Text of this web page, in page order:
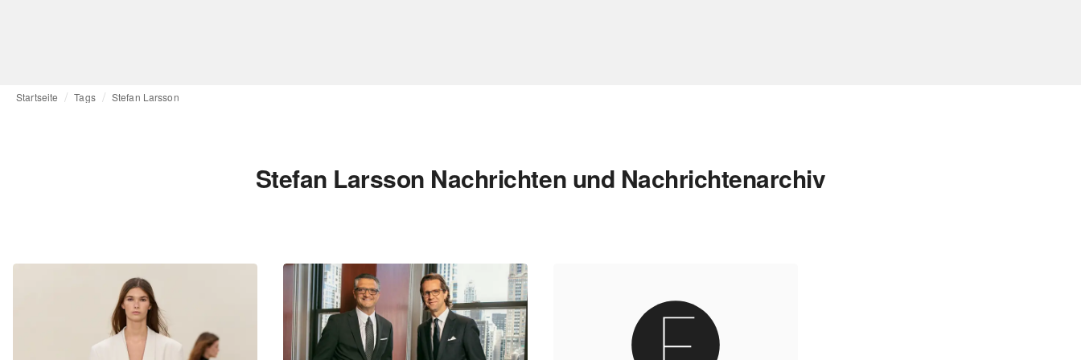
Startseite Tags Stefan Larsson
Stefan Larsson Nachrichten und Nachrichtenarchiv